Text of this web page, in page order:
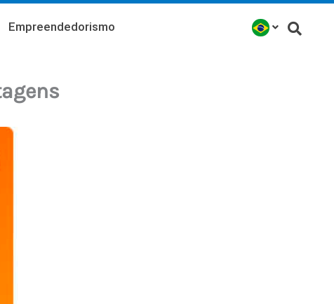
Empreendedorismo